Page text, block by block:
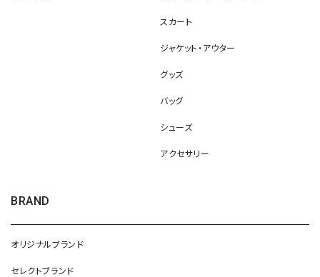
スカート
ジャケット・アウター
グッズ
バッグ
シューズ
アクセサリー
BRAND
オリジナルブランド
セレクトブランド